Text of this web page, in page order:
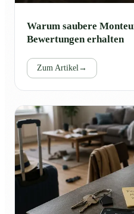
Warum saubere
Bewertungen erhalten
Zum Artikel→